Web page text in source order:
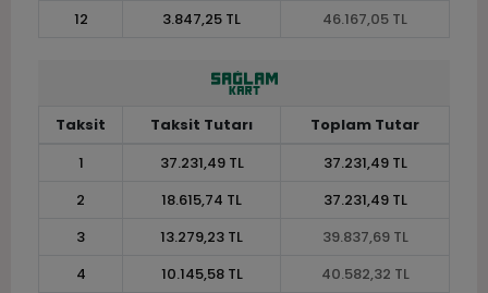
12
3.847,25 TL 46.167,05 TL
Taksit Taksit Tutarı
Toplam Tutar
1
37.231,49 TL
37.231,49 TL
2
18.615,74 TL
37.231,49 TL
3
13.279,23 TL
39.837,69 TL
4
10.145,58 TL
40.582,32 TL